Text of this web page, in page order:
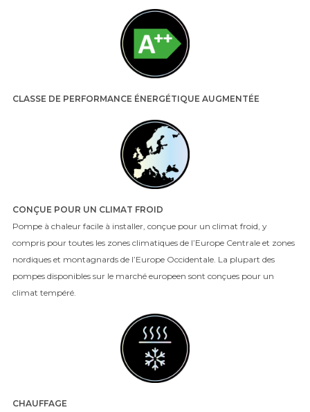
CLASSE DE PERFORMANCE ÉNERGÉTIQUE AUGMENTÉE
CONÇUE POUR UN CLIMAT FROID
Pompe à chaleur facile à installer, conçue pour un climat froid, y
compris pour toutes les zones climatiques de l’Europe Centrale et zones
nordiques et montagnards de l’Europe Occidentale. La plupart des
pompes disponibles sur le marché europeen sont conçues pour un
climat tempéré.
CHAUFFAGE